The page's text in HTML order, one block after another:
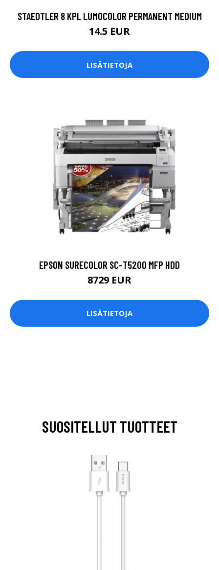
STAEDTLER 8 KPL LUMOCOLOR PERMANENT MEDIUM
14.5 EUR
LISÄTIETOJA
EPSON SURECOLOR SC-T5200 MFP HDD
8729 EUR
LISÄTIETOJA
SUOSITELLUT TUOTTEET